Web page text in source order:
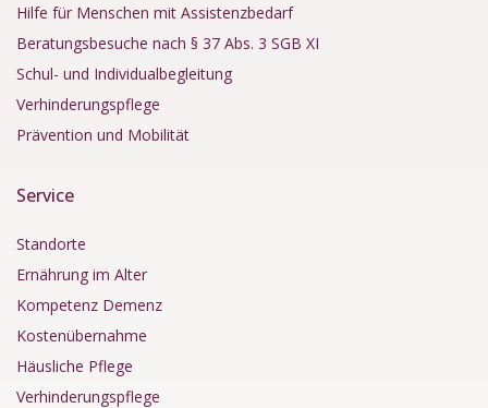
Hilfe für Menschen mit Assistenzbedarf
Beratungsbesuche nach § 37 Abs. 3 SGB XI
Schul- und Individualbegleitung
Verhinderungspflege
Prävention und Mobilität
Service
Standorte
Ernährung im Alter
Kompetenz Demenz
Kostenübernahme
Häusliche Pflege
Verhinderungspflege